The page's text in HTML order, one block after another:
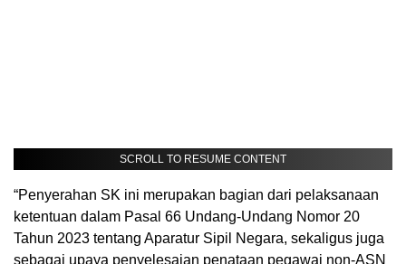
SCROLL TO RESUME CONTENT
“Penyerahan SK ini merupakan bagian dari pelaksanaan
ketentuan dalam Pasal 66 Undang-Undang Nomor 20
Tahun 2023 tentang Aparatur Sipil Negara, sekaligus juga
sebagai upaya penyelesaian penataan pegawai non-ASN